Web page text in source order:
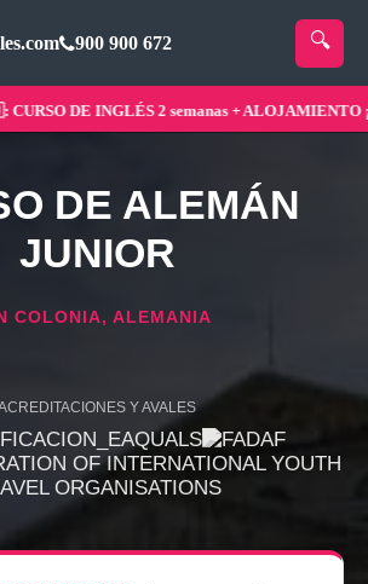
900 900 672
DE INGLÉS 2 semanas + ALOJAMIENTO
DE ALEMÁN
JUNIOR
COLONIA, ALEMANIA
Y AVALES